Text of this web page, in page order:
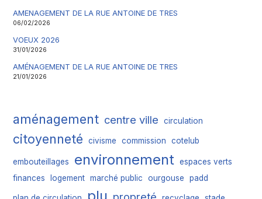
AMENAGEMENT DE LA RUE ANTOINE DE TRES
06/02/2026
VOEUX 2026
31/01/2026
AMÉNAGEMENT DE LA RUE ANTOINE DE TRES
21/01/2026
aménagement centre ville circulation
citoyenneté civisme commission cotelub
embouteillages environnement espaces verts
finances
logement marché public ourgouse padd